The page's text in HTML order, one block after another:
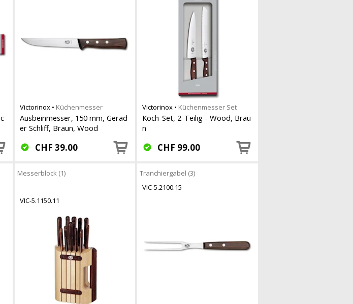
Victorinox• Küchenmesser
Ausbeinmesser, 150 mm, Gerad
er Schliff, Braun, Wood
CHF 39.00
Victorinox • Küchenmesser Set
Koch-Set, 2-Teilig - Wood, Brau
n
CHF 99.00
Messerblock (1)
VIC-5.1150.11
Tranchiergabel (3)
VIC-5.2100.15